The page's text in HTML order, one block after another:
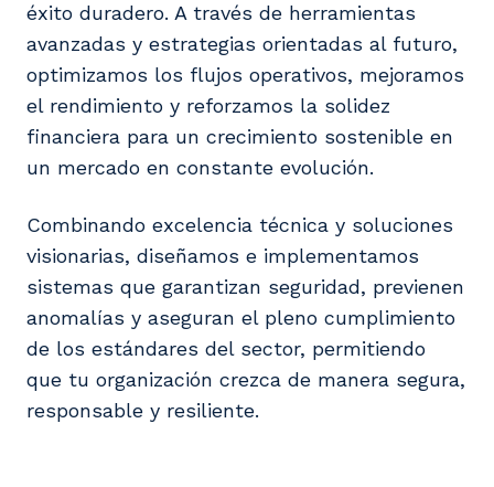
éxito duradero. A través de herramientas
avanzadas y estrategias orientadas al futuro,
optimizamos los flujos operativos, mejoramos
el rendimiento y reforzamos la solidez
financiera para un crecimiento sostenible en
un mercado en constante evolución.
Combinando excelencia técnica y soluciones
visionarias, diseñamos e implementamos
sistemas que garantizan seguridad, previenen
anomalías y aseguran el pleno cumplimiento
de los estándares del sector, permitiendo
que tu organización crezca de manera segura,
responsable y resiliente.